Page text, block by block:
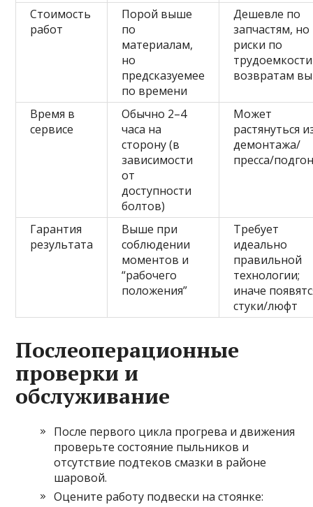
Стоимость
работ
Порой выше
по
материалам,
но
предсказуемее
по времени
Дешевле по
запчастям, но
риски по
возвратам
Время в
сервисе
Обычно 2–4
часа на
сторону (в
зависимости
от
доступности
болтов)
Может
растянуться
демонтажа/
пресса/
Гарантия
результата
Выше при
соблюдении
моментов и
“рабочего
положения”
Требует
идеально
правильной
технологии;
иначе
стуки/люфт
Послеоперационные
проверки и
обслуживание
После первого цикла прогрева и движения
проверьте состояние пыльников и
отсутствие подтеков смазки в районе
шаровой.
Оцените работу подвески на стоянке: